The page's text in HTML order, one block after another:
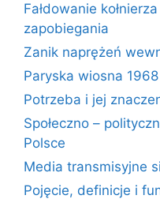
Fałdowanie
zapobiegania
Zanik naprężeń
Paryska wiosna 1968
Potrzeba i jej
Społeczno –
Polsce
Media transmisyjne
Pojęcie, definicje i